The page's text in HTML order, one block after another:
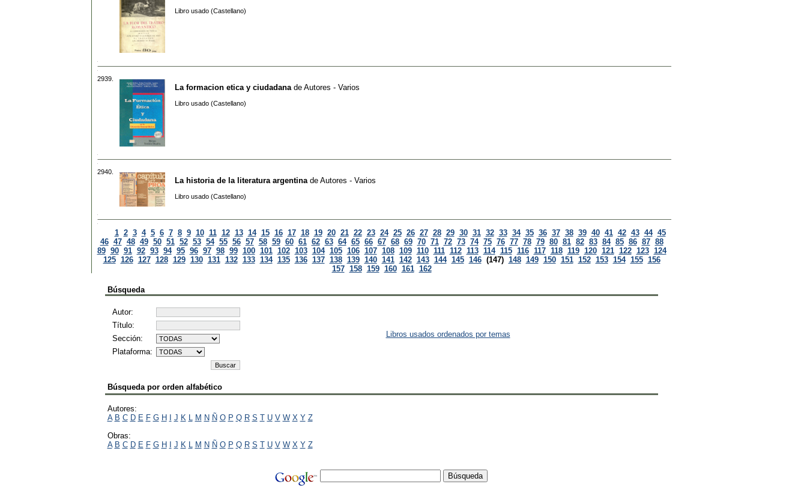
Libro usado (Castellano)
2939.
La formacion etica y ciudadana de Autores - Varios
Libro usado (Castellano)
2940.
La historia de la literatura argentina de Autores - Varios
Libro usado (Castellano)
1 2 3 4 5 6 7 8 9 10 11 12 13 14 15 16 17 18 19 20 21 22 23 24 25 26 27 28 29 30 31 32 33 34 35 36 37 38 39 40 41 42 43 44 45
46 47 48 49 50 51 52 53 54 55 56 57 58 59 60 61 62 63 64 65 66 67 68 69 70 71 72 73 74 75 76 77 78 79 80 81 82 83 84 85 86 87 88
89 90 91 92 93 94 95 96 97 98 99 100 101 102 103 104 105 106 107 108 109 110 111 112 113 114 115 116 117 118 119 120 121 122 123 124
125 126 127 128 129 130 131 132 133 134 135 136 137 138 139 140 141 142 143 144 145 146 (147) 148 149 150 151 152 153 154 155 156
157 158 159 160 161 162
Búsqueda
Autor:
Título:
Sección:
Plataforma:
Libros usados ordenados por temas
Búsqueda por orden alfabético
Autores:
A B C D E F G H I J K L M N Ñ O P Q R S T U V W X Y Z
Obras:
A B C D E F G H I J K L M N Ñ O P Q R S T U V W X Y Z